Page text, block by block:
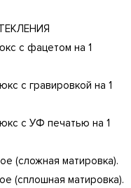
с фацетом на 1
с гравировкой на 1
с УФ печатью на 1
(сложная матировка).
(сплошная матировка).